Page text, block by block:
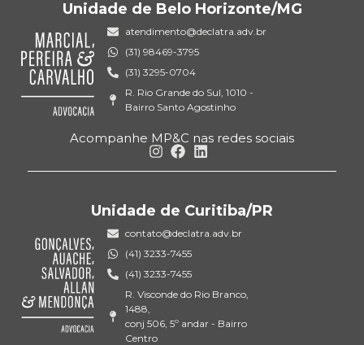
Unidade de Belo Horizonte/MG
atendimento@declatra.adv.br
(31) 98469-3795
(31) 3295-0704
R. Rio Grande do Sul, 1010 -
Bairro Santo Agostinho
Acompanhe MP&C nas redes sociais
Unidade de Curitiba/PR
contato@declatra.adv.br
(41) 3233-7455
(41) 3233-7455
R. Visconde do Rio Branco,
1488,
conj 506, 5º andar - Bairro
Centro